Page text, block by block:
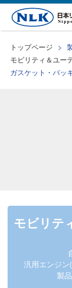
トップページ
モビリティ＆ユー
ガスケット・パッ
モビリテ
汎用エンジ
製